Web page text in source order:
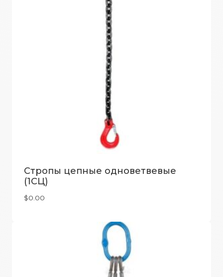
Стропы цепные одноветвевые
(1СЦ)
$0.00